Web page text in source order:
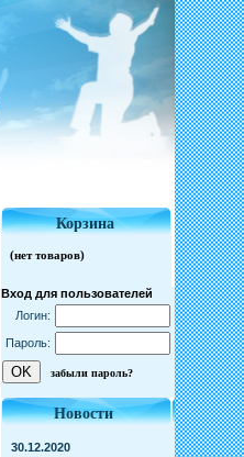
Корзина
Вход для пользователей
Логин:
Пароль:
забыли пароль?
Новости
30.12.2020